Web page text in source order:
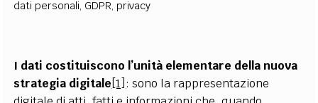
dati personali, GDPR, privacy
I dati costituiscono l’unità elementare della nuova
strategia digitale[1] : sono la rappresentazione